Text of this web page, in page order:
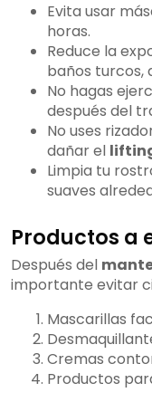
Evita usar
horas.
Reduce la
baños turcos,
No hagas
después del
No uses
dañar el
Limpia tu
suaves
Productos a
Después del
importante evitar
Mascarillas
Cremas
Productos